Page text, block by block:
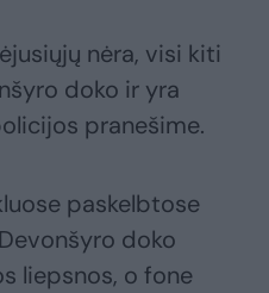
nėra, visi kiti
doko ir yra
pranešime.
paskelbtose
doko
liepsnos, o fone